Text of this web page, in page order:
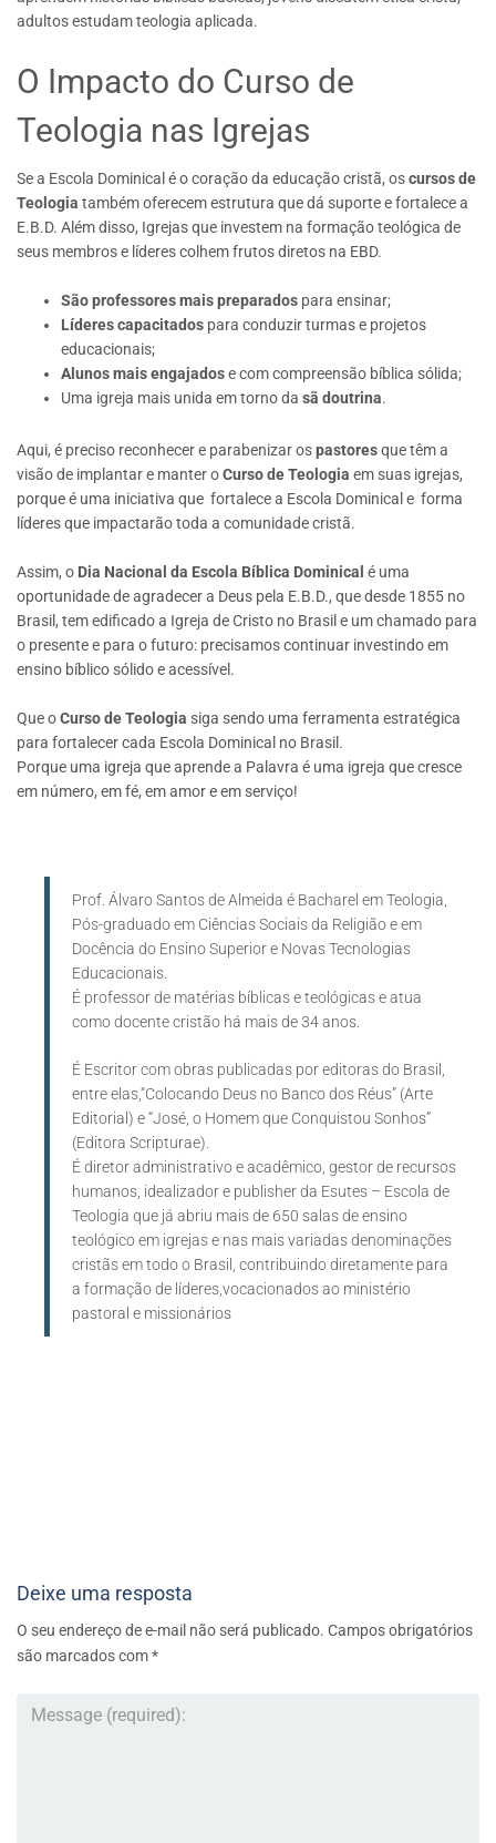
adultos estudam teologia aplicada.
O Impacto do Curso de
Teologia nas Igrejas
Se a Escola Dominical é o coração da educação cristã, oscursos de
Teologia também oferecem estrutura que dá suporte e fortalece a
E.B.D. Além disso, Igrejas que investem na formação teológica de
seus membros e líderes colhem frutos diretos na EBD.
São professores mais preparados para ensinar;
Líderes capacitados para conduzir turmas e projetos
educacionais;
Alunos mais engajadose com compreensão bíblica sólida;
Uma igreja mais unida em torno da sã doutrina.
Aqui, é preciso reconhecer e parabenizar ospastoresque têm a
visão de implantar e manter oCurso de Teologia em suas igrejas,
porque é uma iniciativa que fortalece a Escola Dominical e forma
líderes que impactarão toda a comunidade cristã.
Assim, o Dia Nacional da Escola Bíblica Dominical é uma
oportunidade de agradecer a Deus pela E.B.D., que desde 1855 no
Brasil, tem edificado a Igreja de Cristo no Brasil e um chamado para
o presente e para o futuro: precisamos continuar investindo em
ensino bíblico sólido e acessível.
Que oCurso de Teologia siga sendo uma ferramenta estratégica
para fortalecer cada Escola Dominical no Brasil.
Porque uma igreja que aprende a Palavra é uma igreja que cresce
em número, em fé, em amor e em serviço!
Prof. Álvaro Santos de Almeida é Bacharel em Teologia,
Pós-graduado em Ciências Sociais da Religião e em
Docência do Ensino Superior e Novas Tecnologias
Educacionais.
É professor de matérias bíblicas e teológicas e atua
como docente cristão há mais de 34 anos.
É Escritor com obras publicadas por editoras do Brasil,
entre elas,“Colocando Deus no Banco dos Réus” (Arte
Editorial) e “José, o Homem que Conquistou Sonhos”
(Editora Scripturae).
É diretor administrativo e acadêmico, gestor de recursos
humanos, idealizador e publisher da Esutes – Escola de
Teologia que já abriu mais de 650 salas de ensino
teológico em igrejas e nas mais variadas denominações
cristãs em todo o Brasil, contribuindo diretamente para
a formação de líderes,vocacionados ao ministério
pastoral e missionários
Deixe uma resposta
O seu endereço de e-mail não será publicado. Campos obrigatórios
são marcados com*